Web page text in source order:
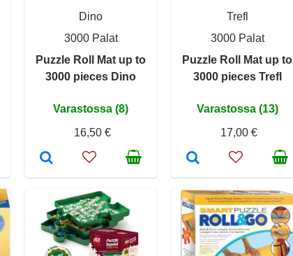
Dino
3000 Palat
Puzzle Roll Mat up to
3000 pieces Dino
Varastossa (8)
16,50 €
Trefl
3000 Palat
Puzzle Roll Mat up to
3000 pieces Trefl
Varastossa (13)
17,00 €